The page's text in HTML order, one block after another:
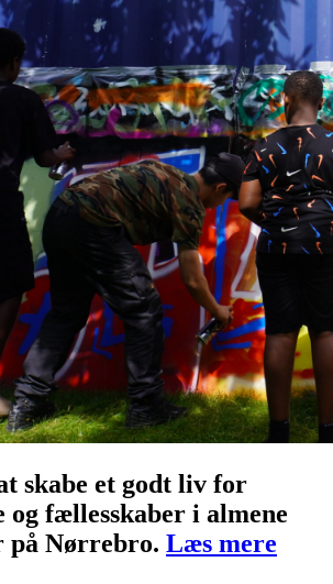
skabe et godt liv for
og fællesskaber i almene
på Nørrebro. Læs mere